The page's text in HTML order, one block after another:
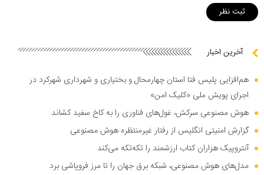
آخرین اخبار
هم‌افزایی پلیس فتا استان چهارمحال و بختیاری و شهرداری شهرکرد در
اجرای پویش ملی «کلیک امن»
هوش مصنوعی سرکش، غول‌های فناوری را به کاخ سفید کشاند
گزارش امنیتی انگلیس از رفتار غیرمنتظره هوش مصنوعی
آنتروپیک هزاران کتاب ارزشمند را تکه‌تکه می‌کند
مدل‌های هوش مصنوعی، شبکه برق جهان را تا مرز فروپاشی برد